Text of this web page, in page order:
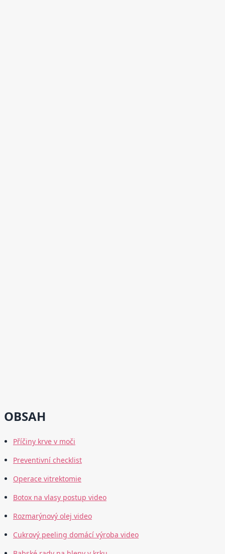
OBSAH
Příčiny krve v moči
Preventivní checklist
Operace vitrektomie
Botox na vlasy postup video
Rozmarýnový olej video
Cukrový peeling domácí výroba video